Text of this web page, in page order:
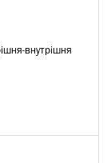
внутрішня